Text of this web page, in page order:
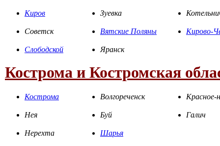
Киров Зуевка
Советск Вятские Поляны Кирово-
Слободской Яранск
Кострома и Костромская
Кострома Волгореченск Красное-
Нея Буй Галич
Нерехта Шарья